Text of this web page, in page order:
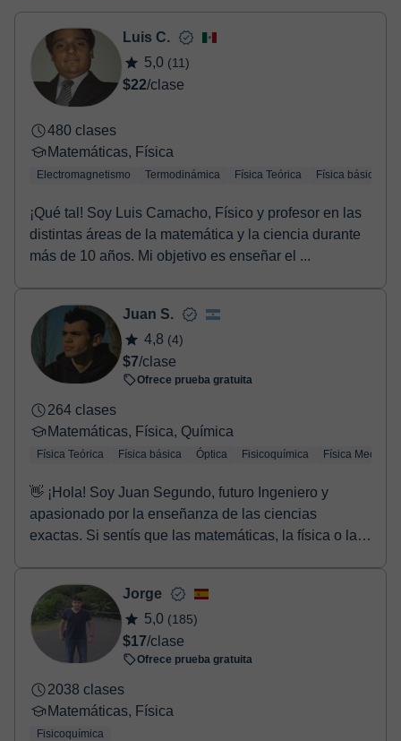
- Tarjeta de crédito.
- Paypal.
Una vez realices el pago de la clase, recibirás un e-mail de
confirmación de la reserva.
Luis C.
5,0 (11)
$22/clase
480 clases
Matemáticas, Física
Electromagnetismo Termodinámica Física Teórica Física básica
¡Qué tal! Soy Luis Camacho, Físico y profesor en las
distintas áreas de la matemática y la ciencia durante
más de 10 años. Mi objetivo es enseñar el ...
Juan S.
4,8 (4)
$7/clase
Ofrece prueba gratuita
264 clases
Matemáticas, Física, Química
Física Teórica Física básica Óptica Fisicoquímica Física Mecánica
👋 ¡Hola! Soy Juan Segundo, futuro Ingeniero y
apasionado por la enseñanza de las ciencias
exactas. Si sentís que las matemáticas, la física o la
Jorge
5,0 (185)
$17/clase
Ofrece prueba gratuita
2038 clases
Matemáticas, Física
Fisicoquímica